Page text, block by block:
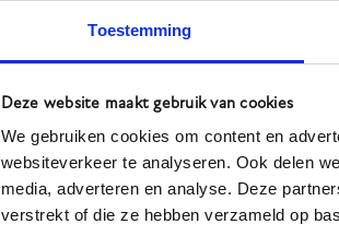
Toestemming
Deze website maakt gebruik van cookies
We gebruiken cookies om content en
websiteverkeer te analyseren. Ook delen
media, adverteren en analyse. Deze
verstrekt of die ze hebben verzameld op